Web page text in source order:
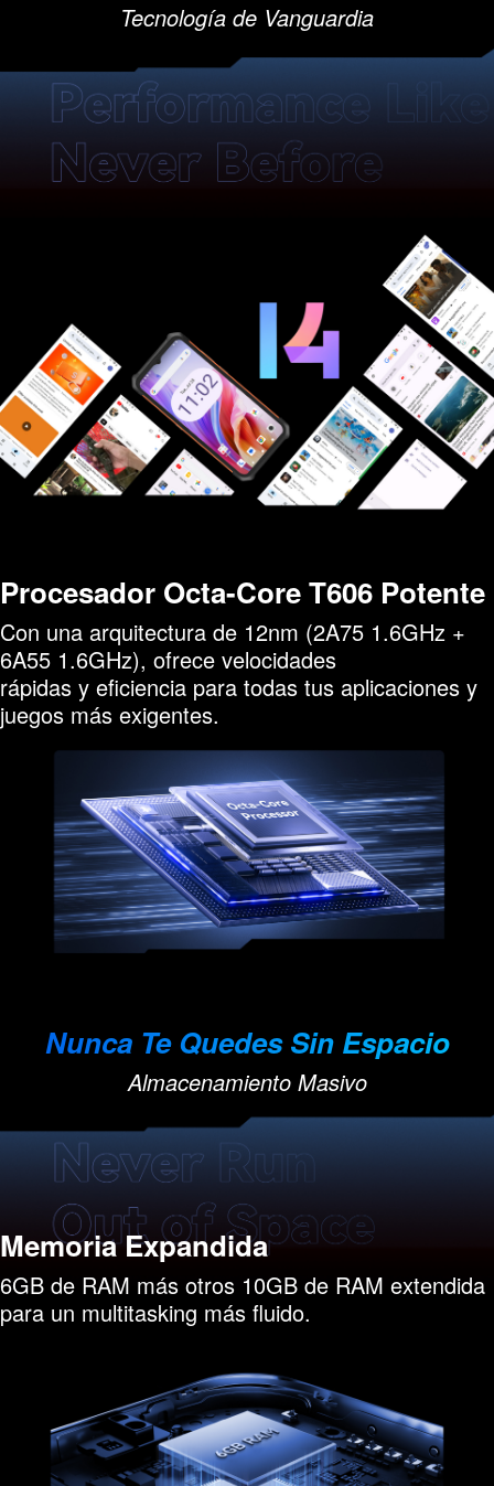
Tecnología de Vanguardia
Procesador Octa-Core T606 Potente
Con una arquitectura de 12nm (2A75 1.6GHz +
6A55 1.6GHz), ofrece velocidades
rápidas y eficiencia para todas tus aplicaciones y
juegos más exigentes.
Nunca Te Quedes Sin Espacio
Almacenamiento Masivo
Memoria Expandida
6GB de RAM más otros 10GB de RAM extendida
para un multitasking más fluido.